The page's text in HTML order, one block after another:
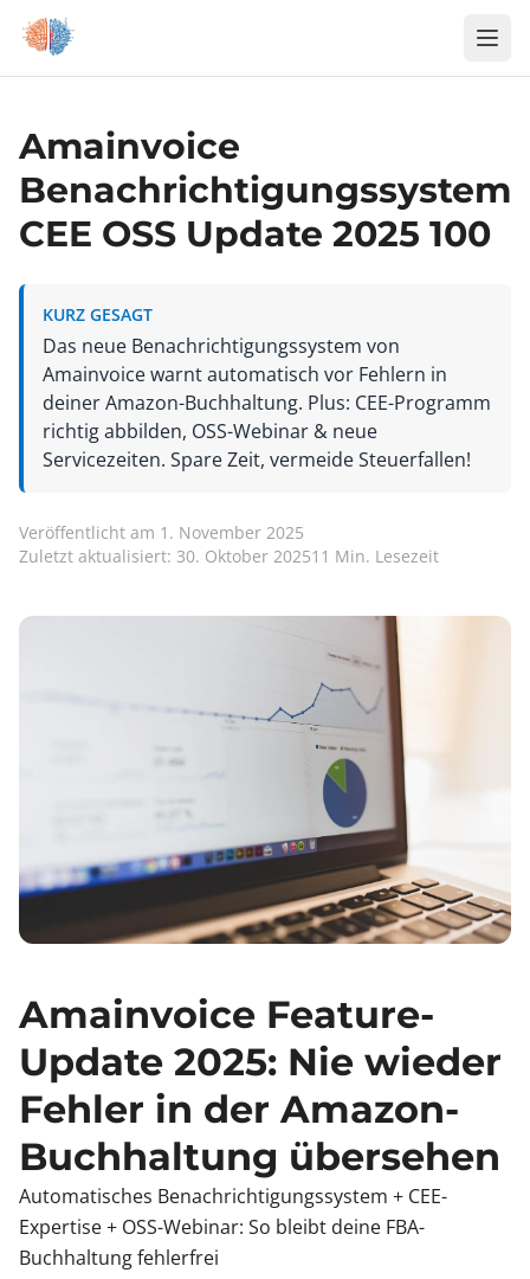
Zum Inhalt springen
Amainvoice
Benachrichtigungssystem
CEE OSS Update 2025 100
KURZ GESAGT
Das neue Benachrichtigungssystem von
Amainvoice warnt automatisch vor Fehlern in
deiner Amazon-Buchhaltung. Plus: CEE-Programm
richtig abbilden, OSS-Webinar & neue
Servicezeiten. Spare Zeit, vermeide Steuerfallen!
Veröffentlicht am 1. November 2025
Zuletzt aktualisiert: 30. Oktober 202511 Min. Lesezeit
Amainvoice Feature-
Update 2025: Nie wieder
Fehler in der Amazon-
Buchhaltung übersehen
Automatisches Benachrichtigungssystem + CEE-
Expertise + OSS-Webinar: So bleibt deine FBA-
Buchhaltung fehlerfrei